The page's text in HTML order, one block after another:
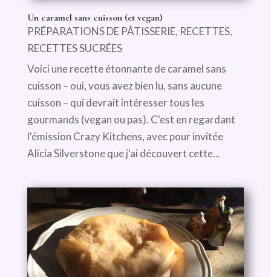
Un caramel sans cuisson (et vegan)
PRÉPARATIONS DE PÂTISSERIE, RECETTES,
RECETTES SUCRÉES
Voici une recette étonnante de caramel sans
cuisson – oui, vous avez bien lu, sans aucune
cuisson – qui devrait intéresser tous les
gourmands (vegan ou pas). C'est en regardant
l'émission Crazy Kitchens, avec pour invitée
Alicia Silverstone que j'ai découvert cette...